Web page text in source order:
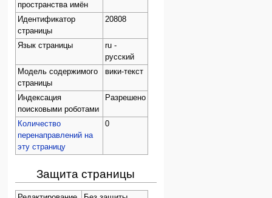
пространства имён
Идентификатор
страницы
20808
Язык страницы
ru -
русский
Модель содержимого
страницы
вики-текст
Индексация
поисковыми роботами
Разрешено
Количество
перенаправлений на
эту страницу
0
Защита страницы